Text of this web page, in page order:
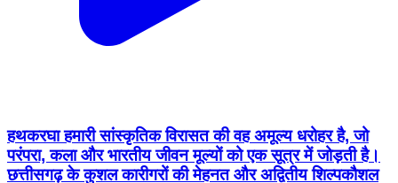
हथकरघा हमारी सांस्कृतिक विरासत की वह अमूल्य धरोहर है, जो
परंपरा, कला और भारतीय जीवन मूल्यों को एक सूत्र में जोड़ती है।
छत्तीसगढ़ के कुशल कारीगरों की मेहनत और अद्वितीय शिल्पकौशल